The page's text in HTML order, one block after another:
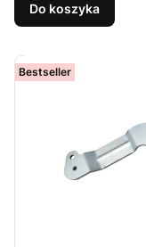
Do koszyka
Bestseller